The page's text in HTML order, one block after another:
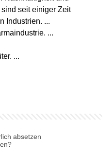
seit einiger Zeit
Industrien. ...
...
...
absetzen